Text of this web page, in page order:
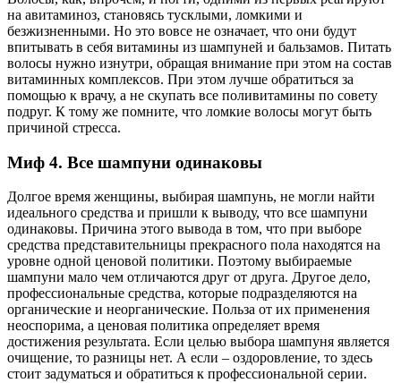
на авитаминоз, становясь тусклыми, ломкими и
безжизненными. Но это вовсе не означает, что они будут
впитывать в себя витамины из шампуней и бальзамов. Питать
волосы нужно изнутри, обращая внимание при этом на состав
витаминных комплексов. При этом лучше обратиться за
помощью к врачу, а не скупать все поливитамины по совету
подруг. К тому же помните, что ломкие волосы могут быть
причиной стресса.
Миф 4. Все шампуни одинаковы
Долгое время женщины, выбирая шампунь, не могли найти
идеального средства и пришли к выводу, что все шампуни
одинаковы. Причина этого вывода в том, что при выборе
средства представительницы прекрасного пола находятся на
уровне одной ценовой политики. Поэтому выбираемые
шампуни мало чем отличаются друг от друга. Другое дело,
профессиональные средства, которые подразделяются на
органические и неорганические. Польза от их применения
неоспорима, а ценовая политика определяет время
достижения результата. Если целью выбора шампуня является
очищение, то разницы нет. А если – оздоровление, то здесь
стоит задуматься и обратиться к профессиональной серии.